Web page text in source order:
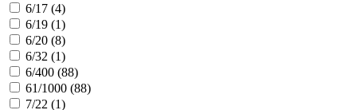
6/17 (4)
6/19 (1)
6/20 (8)
6/32 (1)
6/400 (88)
61/1000 (88)
7/22 (1)